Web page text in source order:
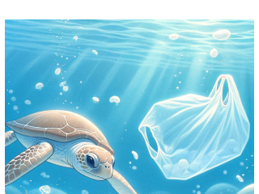
たっちー
ハンマー
まっきー
三輪予報士
小川予報士
上田純子